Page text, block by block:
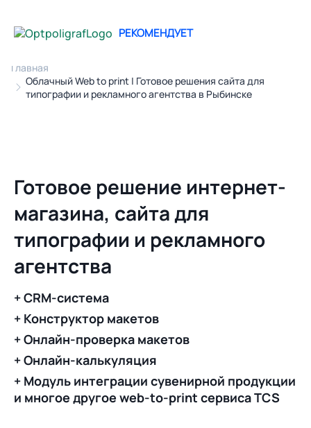
Главная
Облачный Web to print | Готовое решения сайта для
типографии и рекламного агентства в Рыбинске
РЕКОМЕНДУЕТ
Готовое решение интернет-
магазина, сайта для
типографии и рекламного
агентства
+ CRM-система
+ Конструктор макетов
+ Онлайн-проверка макетов
+ Онлайн-калькуляция
+ Модуль интеграции сувенирной продукции
и многое другое web-to-print сервиса TCS